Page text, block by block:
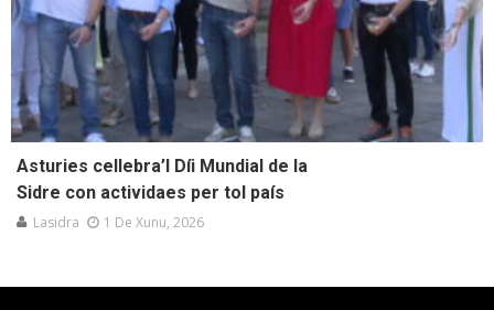
Asturies cellebra’l Díi Mundial de la
Sidre con actividaes per tol país
Lasidra 1 De Xunu, 2026